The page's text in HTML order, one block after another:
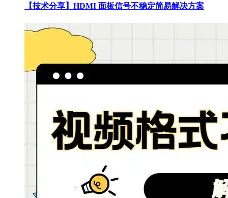
【技术分享】HDMI 面板信号不稳定简易解决方案